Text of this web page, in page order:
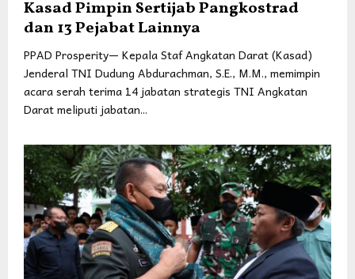
Kasad Pimpin Sertijab Pangkostrad
dan 13 Pejabat Lainnya
PPAD Prosperity— Kepala Staf Angkatan Darat (Kasad)
Jenderal TNI Dudung Abdurachman, S.E., M.M., memimpin
acara serah terima 14 jabatan strategis TNI Angkatan
Darat meliputi jabatan...